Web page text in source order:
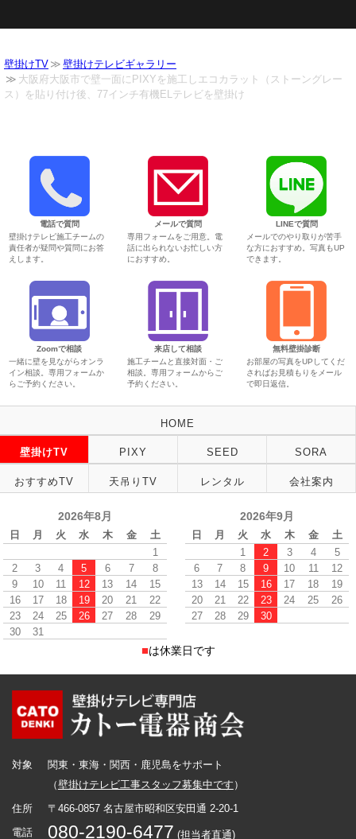
壁掛けTV
壁掛けテレビギャラリー
大阪府大阪市で壁一面にPIXYを施工しエコカラット（ストーングレー
ス）を貼り付け後、77インチ有機ELテレビを壁掛け
電話で質問
壁掛けテレビ施工チームの
責任者が疑問や質問にお答
えします。
メールで質問
専用フォームをご用意。電
話に出られないお忙しい方
におすすめ。
LINEで質問
メールでのやり取りが苦手
な方におすすめ。写真もUP
できます。
Zoomで相談
一緒に壁を見ながらオンラ
イン相談。専用フォームか
らご予約ください。
来店して相談
施工チームと直接対面・ご
相談。専用フォームからご
予約ください。
無料壁掛診断
お部屋の写真をUPしてくだ
さればお見積もりをメール
で即日返信。
HOME
壁掛けTV PIXY SEED SORA
おすすめTV 天吊りTV レンタル 会社案内
2026年8月
日 月 火 水 木 金
土
1
2
3 4 5 6 7
8
9
10 11 12 13 14
15
16
17 18 19 20 21
22
23
24 25 26 27 28
29
30
31
2026年9月
日 月 火 水 木 金
土
1
2 3 4
5
6
7 8 9 10 11
12
13
14 15 16 17 18
19
20
21 22 23 24 25
26
27
28 29 30
■は休業日です
対象
関東・東海・関西・鹿児島をサポート
（壁掛けテレビ工事スタッフ募集中です ）
住所
〒466-0857 名古屋市昭和区安田通 2-20-1
電話
080-2190-6477 (担当者直通)